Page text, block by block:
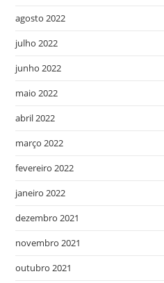
agosto 2022
julho 2022
junho 2022
maio 2022
abril 2022
março 2022
fevereiro 2022
janeiro 2022
dezembro 2021
novembro 2021
outubro 2021